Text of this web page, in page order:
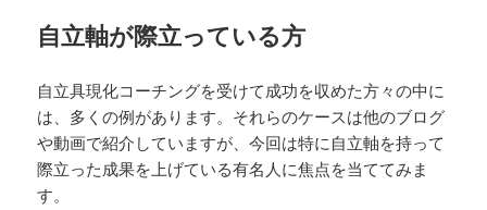
自立軸が際立っている方
自立具現化コーチングを受けて成功を収めた方々の中に
は、多くの例があります。それらのケースは他のブログ
や動画で紹介していますが、今回は特に自立軸を持って
際立った成果を上げている有名人に焦点を当ててみま
す。